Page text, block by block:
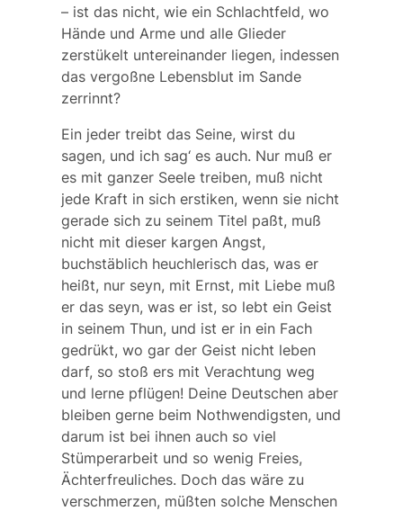
– ist das nicht, wie ein Schlachtfeld, wo
Hände und Arme und alle Glieder
zerstükelt untereinander liegen, indessen
das vergoßne Lebensblut im Sande
zerrinnt?
Ein jeder treibt das Seine, wirst du
sagen, und ich sag‘ es auch. Nur muß er
es mit ganzer Seele treiben, muß nicht
jede Kraft in sich erstiken, wenn sie nicht
gerade sich zu seinem Titel paßt, muß
nicht mit dieser kargen Angst,
buchstäblich heuchlerisch das, was er
heißt, nur seyn, mit Ernst, mit Liebe muß
er das seyn, was er ist, so lebt ein Geist
in seinem Thun, und ist er in ein Fach
gedrükt, wo gar der Geist nicht leben
darf, so stoß ers mit Verachtung weg
und lerne pflügen! Deine Deutschen aber
bleiben gerne beim Nothwendigsten, und
darum ist bei ihnen auch so viel
Stümperarbeit und so wenig Freies,
Ächterfreuliches. Doch das wäre zu
verschmerzen, müßten solche Menschen